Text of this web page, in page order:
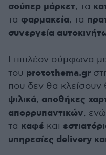
σούπερ μάρκετ, τα
τα φαρμακεία, τα
συνεργεία
Επιπλέον σύμφωνα
του protothema.gr
που δεν θα κλείσουν
ψιλικά, αποθήκες
απορρυπαντικών,
τα καφέ και
υπηρεσίες delivery